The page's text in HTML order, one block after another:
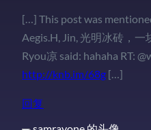
[…] This post was
Aegis.H, Jin, 光明冰砖，一
Ryou凉 said: hahaha RT:
http://knb.im/68g […]
回复